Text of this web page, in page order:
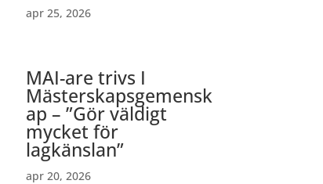
apr 25, 2026
MAI-are trivs I
Mästerskapsgemensk
ap – ”Gör väldigt
mycket för
lagkänslan”
apr 20, 2026